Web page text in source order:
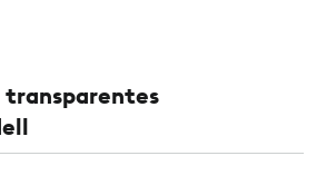
transparentes